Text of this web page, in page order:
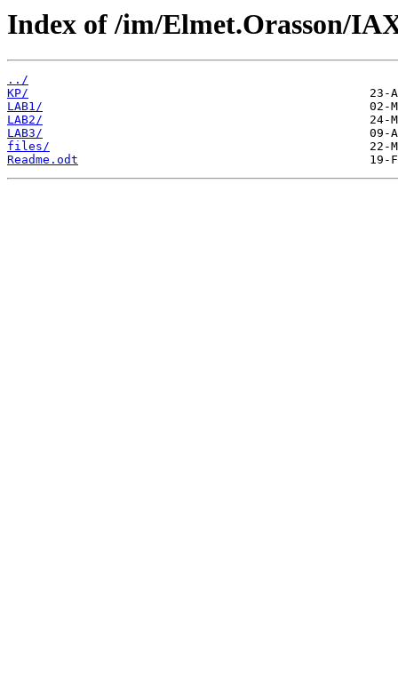
../
KP/
LAB1/
LAB2/
LAB3/
files/
Readme.odt